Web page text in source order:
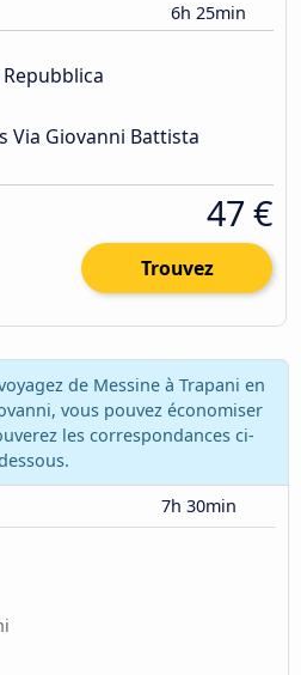
6h 25min
Via Giovanni Battista
47 €
Trouvez
de Messine à Trapani en
vous pouvez économiser
les correspondances ci-
7h 30min